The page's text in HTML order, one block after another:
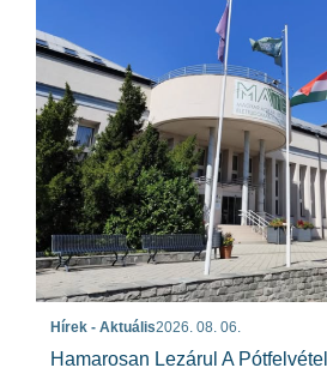
Hírek - Aktuális2026. 08. 06.
Hamarosan Lezárul A